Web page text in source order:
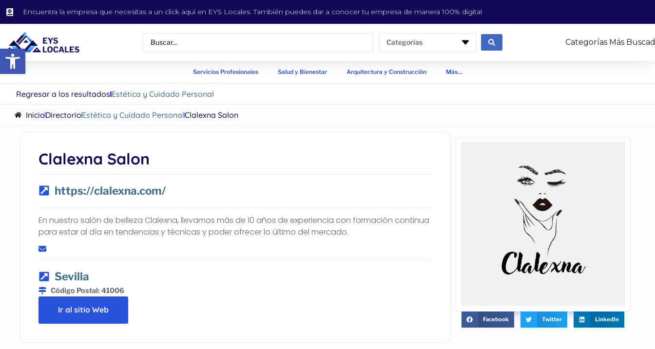
Abrir barra de herramientas
Encuentra la empresa que necesitas a un click aquí en EYS Locales. También puedes dar a conocer tu empresa de manera 100% digital
Categorías Categorías Más
Servicios Profesionales Salud y Bienestar Arquitectura y Construcción Más…
Regresar a los resultadosEstética y Cuidado Personal
InicioDirectorioEstética y Cuidado PersonalClalexna Salon
Clalexna Salon
https://clalexna.com/
En nuestro salón de belleza Clalexna, llevamos más de 10 años de experiencia con formación continua
para estar al día en tendencias y técnicas y poder ofrecer lo último del mercado.
Sevilla
Código Postal: 41006
Ir al sitio Web
Facebook Twitter LinkedIn